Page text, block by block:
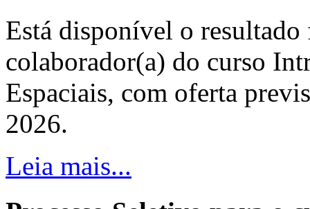
Está disponível o resultado
colaborador(a) do curso
Espaciais, com oferta
2026.
Leia mais...